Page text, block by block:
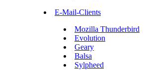
E-Mail-Clients
Mozilla Thunderbird
Evolution
Geary
Balsa
Sylpheed